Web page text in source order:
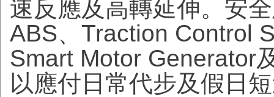
速反應及高轉延伸。安
ABS、Traction Control
Smart Motor Generator
以應付日常代步及假日